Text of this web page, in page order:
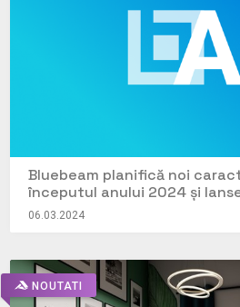
Bluebeam planifică noi
începutul anului 2024 și
06.03.2024
NOUTATI